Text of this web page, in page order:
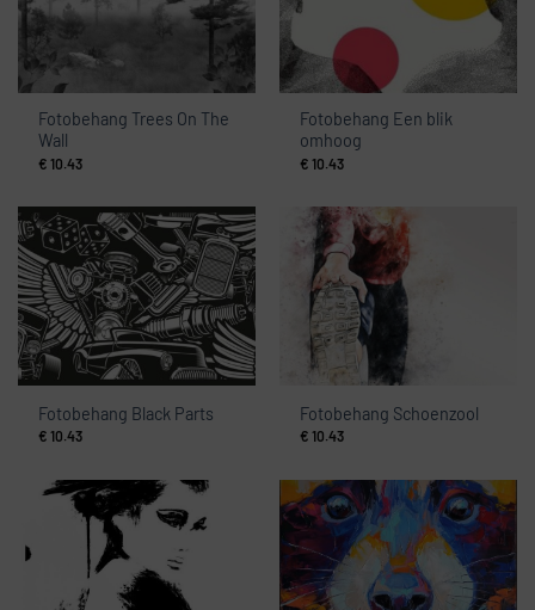
Fotobehang Trees On The
Wall
€ 10.43
Fotobehang Een blik
omhoog
€ 10.43
Fotobehang Black Parts
€ 10.43
Fotobehang Schoenzool
€ 10.43